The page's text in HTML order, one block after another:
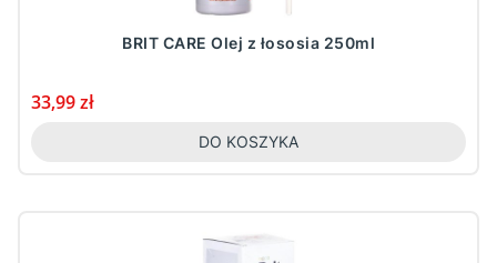
BRIT CARE Olej z łososia 250ml
Cena
33,99 zł
DO KOSZYKA